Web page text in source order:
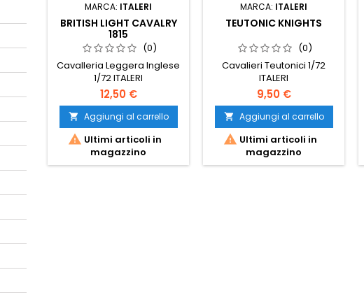
MARCA: ITALERI
BRITISH LIGHT CAVALRY
1815
(0)
Cavalleria Leggera Inglese
1/72 ITALERI
12,50 €
 Aggiungi al carrello
 Ultimi articoli in
magazzino
MARCA: ITALERI
TEUTONIC KNIGHTS
(0)
Cavalieri Teutonici 1/72
ITALERI
9,50 €
 Aggiungi al carrello
 Ultimi articoli in
magazzino